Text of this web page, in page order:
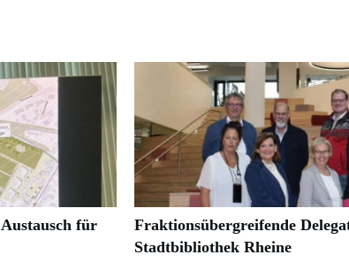
für
Fraktionsübergreifende
Stadtbibliothek Rheine